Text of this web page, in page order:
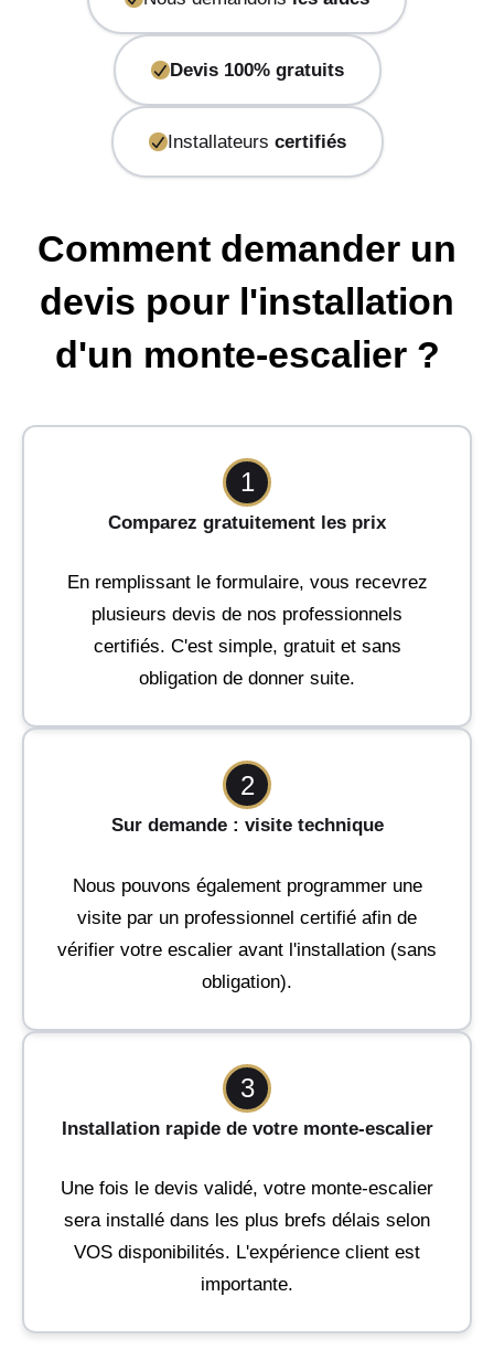
Devis 100% gratuits
Installateurs certifiés
Comment demander un
devis pour l'installation
d'un monte-escalier ?
1
Comparez gratuitement les prix
En remplissant le formulaire, vous recevrez
plusieurs devis de nos professionnels
certifiés. C'est simple, gratuit et sans
obligation de donner suite.
2
Sur demande : visite technique
Nous pouvons également programmer une
visite par un professionnel certifié afin de
vérifier votre escalier avant l'installation (sans
obligation).
3
Installation rapide de votre monte-escalier
Une fois le devis validé, votre monte-escalier
sera installé dans les plus brefs délais selon
VOS disponibilités. L'expérience client est
importante.